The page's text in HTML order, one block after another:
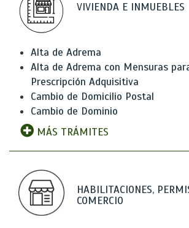
VIVIENDA E INMUEBLES
Alta de Adrema
Alta de Adrema con Mensuras
Prescripción Adquisitiva
Cambio de Domicilio Postal
Cambio de Dominio
MÁS TRÁMITES
HABILITACIONES,
COMERCIO